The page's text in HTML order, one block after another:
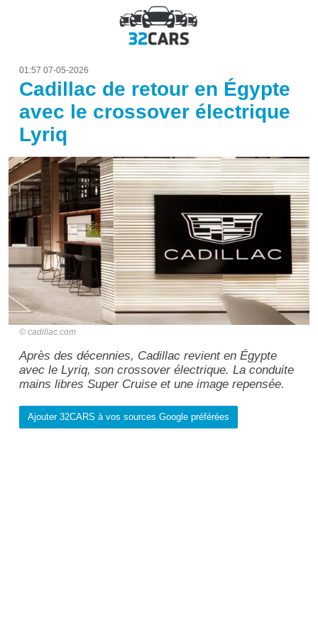
01:57 07-05-2026
Cadillac de retour en Égypte
avec le crossover électrique
Lyriq
cadillac.com
Après des décennies, Cadillac revient en Égypte
avec le Lyriq, son crossover électrique. La conduite
mains libres Super Cruise et une image repensée.
Ajouter 32CARS à vos sources Google préférées